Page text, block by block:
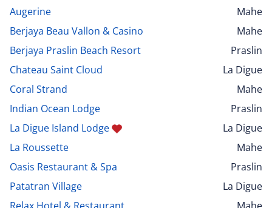
Augerine
Mahe
Berjaya Beau Vallon & Casino
Mahe
Berjaya Praslin Beach Resort
Praslin
Chateau Saint Cloud
La Digue
Coral Strand
Mahe
Indian Ocean Lodge
Praslin
La Digue Island Lodge
La Digue
La Roussette
Mahe
Oasis Restaurant & Spa
Praslin
Patatran Village
La Digue